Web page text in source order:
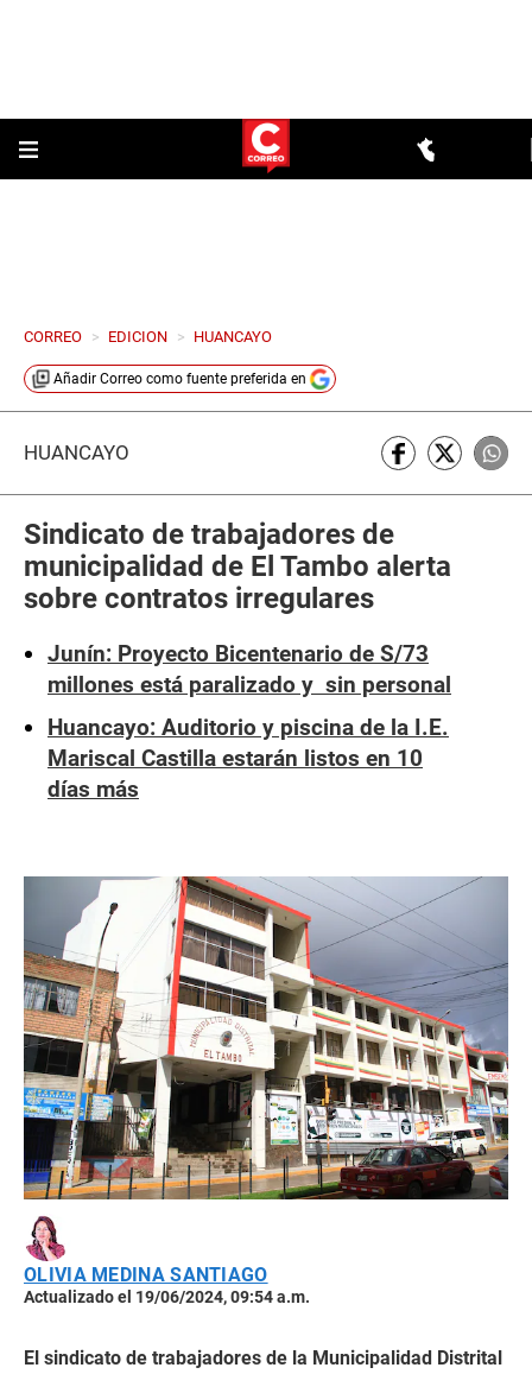
CORREO > EDICION > HUANCAYO
Añadir Correo como fuente preferida en
HUANCAYO
Sindicato de trabajadores de
municipalidad de El Tambo alerta
sobre contratos irregulares
Junín: Proyecto Bicentenario de S/73
millones está paralizado y sin personal
Huancayo: Auditorio y piscina de la I.E.
Mariscal Castilla estarán listos en 10
días más
OLIVIA MEDINA SANTIAGO
Actualizado el 19/06/2024, 09:54 a.m.
El sindicato de trabajadores de la Municipalidad Distrital